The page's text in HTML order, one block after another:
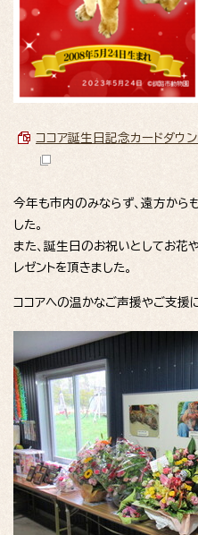
ココア誕生日記念カードダウ
今年も市内のみならず、遠方から
した。
また、誕生日のお祝いとしてお花
レゼントを頂きました。
ココアへの温かなご声援やご支援